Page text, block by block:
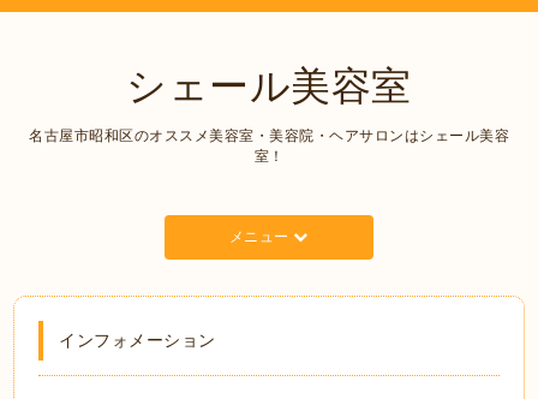
シェール美容室
名古屋市昭和区のオススメ美容室・美容院・ヘアサロンはシェール美容
室！
メニュー
インフォメーション